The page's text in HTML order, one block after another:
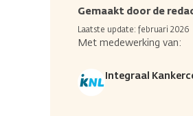
Gemaakt door de
Laatste update: februari 2026
Met medewerking van:
Integraal